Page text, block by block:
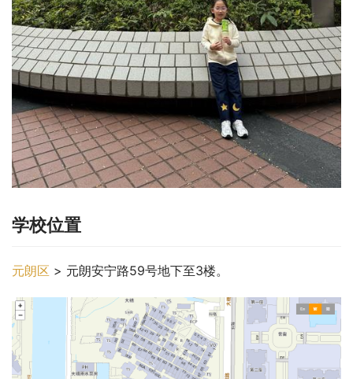
学校位置
元朗区 > 元朗安宁路59号地下至3楼。